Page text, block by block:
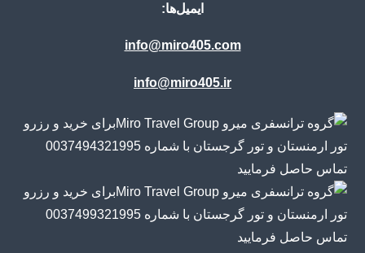
ایمیل‌ها:
info@miro405.com
info@miro405.ir